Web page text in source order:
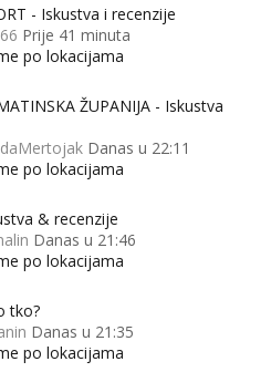
- Iskustva i recenzije
Prije 41 minuta
po lokacijama
ŽUPANIJA - Iskustva
Danas u 22:11
po lokacijama
& recenzije
Danas u 21:46
po lokacijama
tko?
Danas u 21:35
po lokacijama